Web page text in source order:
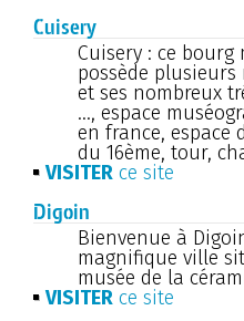
Cuisery
Cuisery : ce bourg
possède
et ses nombreux
..., espace
en france, espace
du 16ème, tour,
VISITER ce site
Digoin
Bienvenue à
magnifique ville
musée de la
VISITER ce site